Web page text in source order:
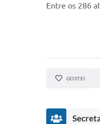
Entre os 286
GOSTEI